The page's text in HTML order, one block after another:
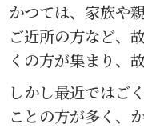
かつては、家族や
ご近所の方など、
くの方が集まり、
しかし最近ではご
ことの方が多く、